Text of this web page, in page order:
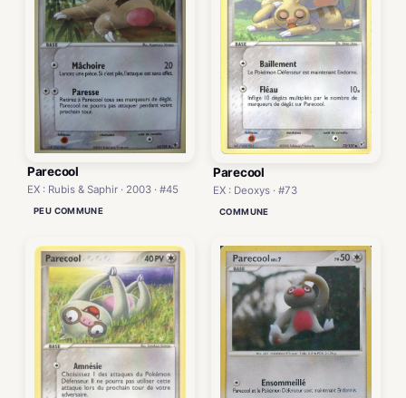
Parecool
EX : Rubis & Saphir · 2003 · #45
PEU COMMUNE
Parecool
EX : Deoxys · #73
COMMUNE